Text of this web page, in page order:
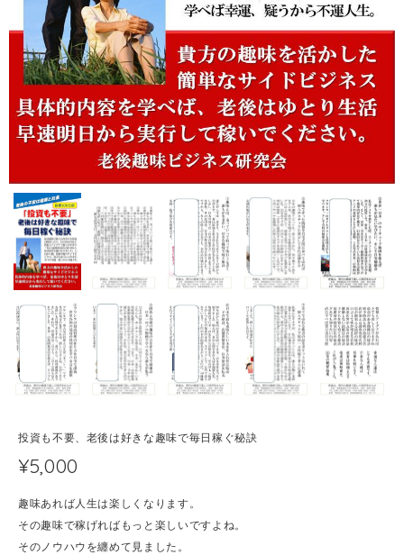
投資も不要、老後は好きな趣味で毎日稼ぐ秘訣
¥5,000
趣味あれば人生は楽しくなります。
その趣味で稼げればもっと楽しいですよね。
そのノウハウを纏めて見ました。